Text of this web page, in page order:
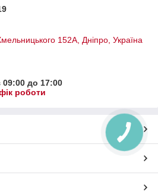
152А, Дніпро, Україна
09:00 до 17:00
роботи